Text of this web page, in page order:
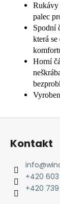
Rukávy
palec
Spodní
která
Horní
Z
Kontakt
info@
+420 603
+420